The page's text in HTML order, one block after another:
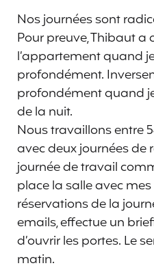
Nos journées sont
Pour preuve, Thibaut
l’appartement quand
profondément.
profondément quand
de la nuit.
Nous travaillons entre
avec deux journées de
journée de travail
place la salle avec
réservations de la
emails, effectue un
d’ouvrir les portes. Le
matin.